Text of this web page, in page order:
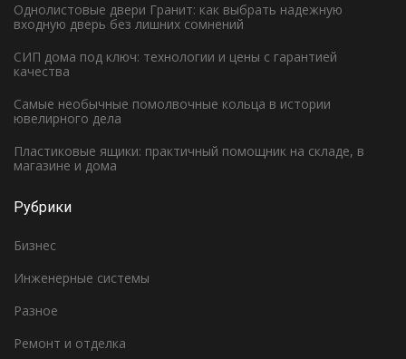
Однолистовые двери Гранит: как выбрать надежную
входную дверь без лишних сомнений
СИП дома под ключ: технологии и цены с гарантией
качества
Самые необычные помолвочные кольца в истории
ювелирного дела
Пластиковые ящики: практичный помощник на складе, в
магазине и дома
Рубрики
Бизнес
Инженерные системы
Разное
Ремонт и отделка